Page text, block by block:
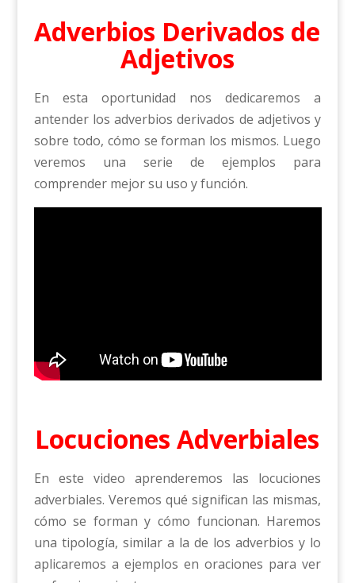
Adverbios Derivados de
Adjetivos
En esta oportunidad nos dedicaremos a
antender los adverbios derivados de adjetivos y
sobre todo, cómo se forman los mismos. Luego
veremos una serie de ejemplos para
comprender mejor su uso y función.
Locuciones Adverbiales
En este video aprenderemos las locuciones
adverbiales. Veremos qué significan las mismas,
cómo se forman y cómo funcionan. Haremos
una tipología, similar a la de los adverbios y lo
aplicaremos a ejemplos en oraciones para ver